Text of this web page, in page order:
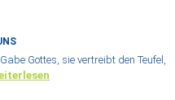
Gottes, sie vertreibt den Teufel,